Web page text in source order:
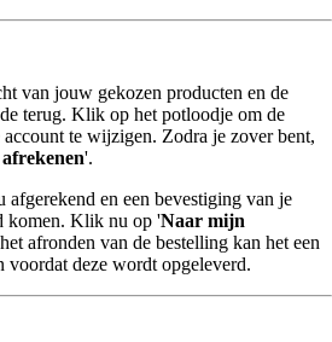
van jouw gekozen producten en de
terug. Klik op het potloodje om de
account te wijzigen. Zodra je zover bent,
'.
afgerekend en een bevestiging van je
komen. Klik nu op 'Naar mijn
afronden van de bestelling kan het een
voordat deze wordt opgeleverd.